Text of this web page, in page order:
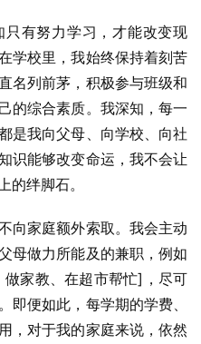
有努力学习，才能改变现
学校里，我始终保持着刻苦
名列前茅，积极参与班级和
的综合素质。我深知，每一
是我向父母、向学校、向社
识能够改变命运，我不会让
的绊脚石。
向家庭额外索取。我会主动
母做力所能及的兼职，例如
家教、在超市帮忙]，尽可
即便如此，每学期的学费、
，对于我的家庭来说，依然